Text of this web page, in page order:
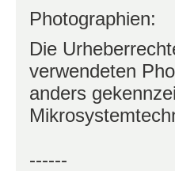
Photographien:
Die
verwendeten
anders
------